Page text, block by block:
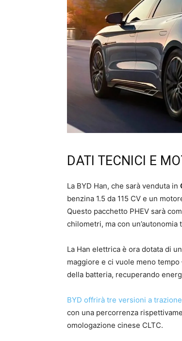
DATI TECNICI E
La BYD Han, che sarà venduta in
benzina 1.5 da 115 CV e un
Questo pacchetto PHEV sarà
chilometri, ma con
La Han elettrica è ora dotata di
maggiore e ci vuole meno tempo
della batteria, recuperando
BYD offrirà tre versioni a
con una percorrenza
omologazione cinese CLTC.